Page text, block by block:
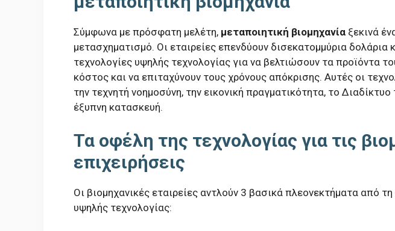
Σύμφωνα με πρόσφατη μελέτη, μεταποιητική βιομηχανία ξεκινά
μετασχηματισμό. Οι εταιρείες επενδύουν δισεκατομμύρια δολάρια
τεχνολογίες υψηλής τεχνολογίας για να βελτιώσουν τα προϊόντα
κόστος και να επιταχύνουν τους χρόνους απόκρισης. Αυτές οι
την τεχνητή νοημοσύνη, την εικονική πραγματικότητα, το
έξυπνη κατασκευή.
Τα οφέλη της τεχνολογίας για τις
επιχειρήσεις
Οι βιομηχανικές εταιρείες αντλούν 3 βασικά πλεονεκτήματα από
υψηλής τεχνολογίας: